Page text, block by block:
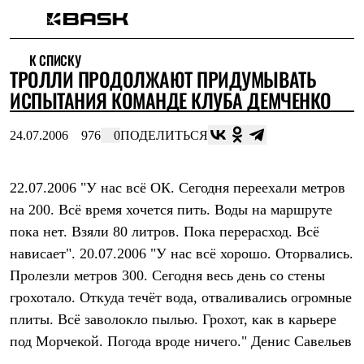
Интернет-магазин
Мужская одежда
Утепленная пухом
Куртки
Жилеты
Куртки
Штормовая одежда
Куртки
Софтшелл одежда
Куртки
Брюки
Флисовая одежда
Куртки
Брюки
К СПИСКУ
ТРОЛЛИ ПРОДОЛЖАЮТ ПРИДУМЫВАТЬ
ИСПЫТАНИЯ КОМАНДЕ КЛУБА ДЕМЧЕНКО
24.07.2006 976 0ПОДЕЛИТЬСЯ
22.07.2006 "У нас всё ОК. Сегодня переехали метров
на 200. Всё время хочется пить. Воды на маршруте
пока нет. Взяли 80 литров. Пока перерасход. Всё
нависает". 20.07.2006 "У нас всё хорошо. Оторвались.
Пролезли метров 300. Сегодня весь день со стены
грохотало. Откуда течёт вода, отваливались огромные
плиты. Всё заволокло пылью. Грохот, как в карьере
под Морчекой. Погода вроде ничего." Денис Савельев